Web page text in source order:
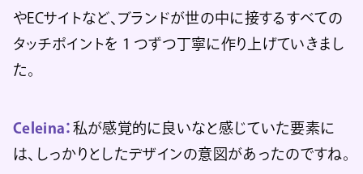
やECサイトなど、ブランドが世の中に接するすべての
タッチポイントを１つずつ丁寧に作り上げていきまし
た。
Celeina： 私が感覚的に良いなと感じていた要素に
は、しっかりとしたデザインの意図があったのですね。